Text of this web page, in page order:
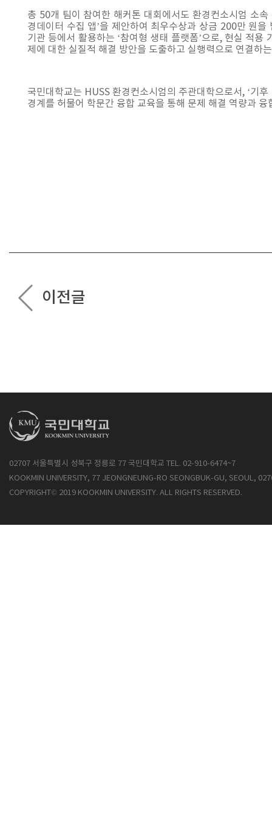
총 50개 팀이 참여한 해커톤 대회에서도 환경컨소시엄 소
경데이터 수집 앱’을 제안하여 최우수상과 상금 200만 원
기관 등에서 활용하는 ‘참여형 생태 플랫폼’으로, 현실 적
제에 대한 실질적 해결 방안을 도출하고 실행력으로 연결하
국민대학교는 HUSS 환경컨소시엄의 주관대학으로서, ‘기
경계를 허물어 학문간 융합 교육을 통해 문제 해결 역량과
이전글
02707 서울특별시 성북구 정릉로 77 국민대학교 TEL. 02-910-6474~7
KOOKMIN UNIVERSITY, 77 JEONGNEUNG-RO SEONGBUK-GU, SEOUL,
COPYRIGHT© 2019 KOOKMIN UNIVERSITY. ALL RIGHTS RESERVED.